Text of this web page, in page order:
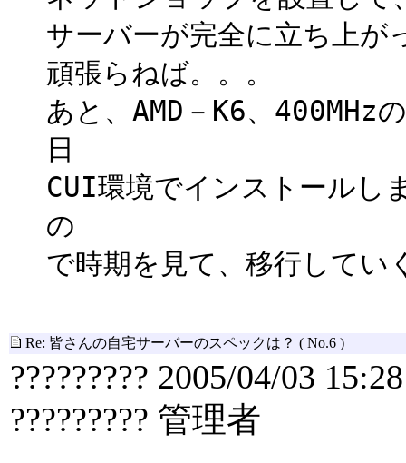
サーバーが完全に立ち上が
頑張らねば。。。
あと、AMD－K6、
日
CUI環境でインストールし
の
で時期を見て、移行してい
Re: 皆さんの自宅サーバーのスペックは？ ( No.6 )
????????? 2005/04/03 15:28
????????? 管理者